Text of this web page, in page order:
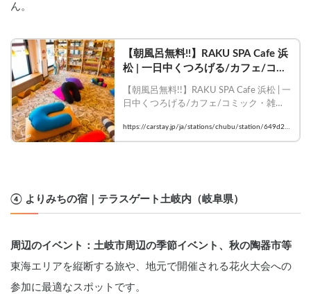
ん。
【朝風呂無料!!】RAKU SPA Cafe 浜
松 | 一日中くつろげる/カフェ/コミ
スペース/浜松最大級タワーサウナ
プ場・車中泊スポットが探せるスペ
ースシェアはCarstay
【朝風呂無料!!】RAKU SPA Cafe 浜松 | 一
日中くつろげる/カフェ/コミック・雑誌
大級タワーサウナ｜静岡県浜松市南区若
林町｜キャンプ場・車中泊スポットが探
https://carstay.jp/ja/stations/chubu/station/649d2fe
04f95919c768bef85/
④ よりみちの宿｜テラスゲート土岐内（岐阜県）
周辺のイベント：土岐市周辺の季節イベント、秋の陶器市等
東海エリアを縦断する旅や、地元で開催される花火大会への
参加に最適なスポットです。